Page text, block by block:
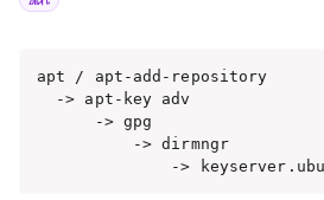
apt / apt-add-repository
  -> apt-key adv
      -> gpg
          -> dirmngr
->